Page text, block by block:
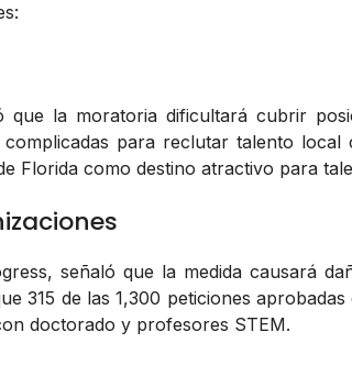
que la moratoria dificultará cubrir
para reclutar talento local
Florida como destino atractivo para
señaló que la medida causará
315 de las 1,300 peticiones
doctorado y profesores STEM.